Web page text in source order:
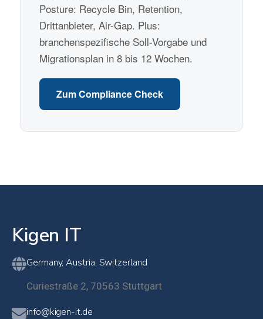
Posture: Recycle Bin, Retention,
Drittanbieter, Air-Gap. Plus:
branchenspezifische Soll-Vorgabe und
Migrationsplan in 8 bis 12 Wochen.
Zum Compliance Check
Kigen IT
Germany, Austria, Switzerland
Curiestraße 2, 70563 Stuttgart
info@kigen-it.de